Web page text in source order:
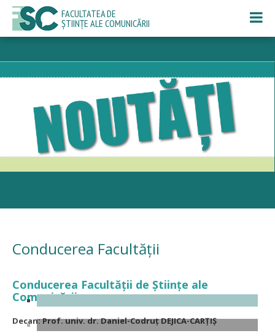
FACULTATEA DE
ȘTIINȚE ALE COMUNICĂRII
Conducerea Facultăţii
Conducerea Facultății de Ştiinţe ale
Comunicării:
Decan: Prof. univ. dr. Daniel-Codruț DEJICA-CARȚIȘ